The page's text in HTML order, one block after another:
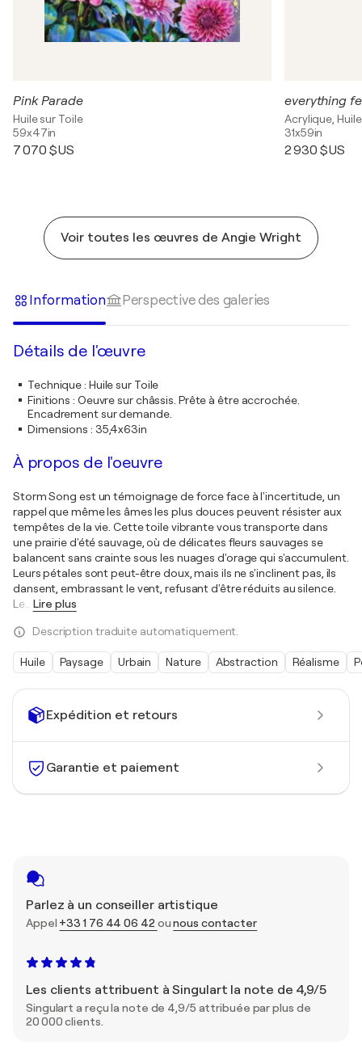
Expédition et retours
Garantie et paiement
Parlez à un conseiller artistique
Appel +33 1 76 44 06 42ounous contacter
Les clients attribuent à Singulart la note de 4,9/5
Singulart a reçu la note de 4,9/5 attribuée par plus de
20 000 clients.
Pink Parade
Huile sur Toile
59x47in
7 070 $US
Acrylique,
31x59in
2 930 $US
Voir toutes les œuvres de Angie Wright
Information Perspective des galeries
Détails de l'œuvre
Technique: Huile sur Toile
Finitions : Oeuvre sur châssis. Prête à être accrochée.
Encadrement sur demande.
Dimensions : 35,4x63in
À propos de l'oeuvre
Storm Song est un témoignage de force face à l'incertitude, un
rappel que même les âmes les plus douces peuvent résister aux
tempêtes de la vie. Cette toile vibrante vous transporte dans
une prairie d'été sauvage, où de délicates fleurs sauvages se
balancent sans crainte sous les nuages d'orage qui s'accumulent.
Leurs pétales sont peut-être doux, mais ils ne s'inclinent pas, ils
dansent, embrassant le vent, refusant d'être réduits au silence.
Le… Lire plus
Description traduite automatiquement.
Huile Paysage Urbain Nature Abstraction Réalisme